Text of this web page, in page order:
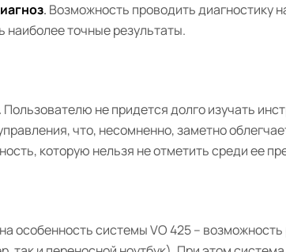
. Возможность проводить диагностику
наиболее точные результаты.
Пользователю не придется долго изучать
что, несомненно, заметно
которую нельзя не отметить среди ее
особенность системы VO 425 –